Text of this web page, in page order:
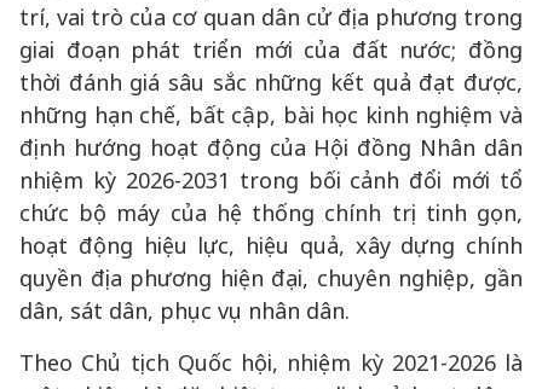
trí, vai trò của cơ quan dân cử địa phương trong
giai đoạn phát triển mới của đất nước; đồng
thời đánh giá sâu sắc những kết quả đạt được,
những hạn chế, bất cập, bài học kinh nghiệm và
định hướng hoạt động của Hội đồng Nhân dân
nhiệm kỳ 2026-2031 trong bối cảnh đổi mới tổ
chức bộ máy của hệ thống chính trị tinh gọn,
hoạt động hiệu lực, hiệu quả, xây dựng chính
quyền địa phương hiện đại, chuyên nghiệp, gần
dân, sát dân, phục vụ nhân dân.
Theo Chủ tịch Quốc hội, nhiệm kỳ 2021-2026 là